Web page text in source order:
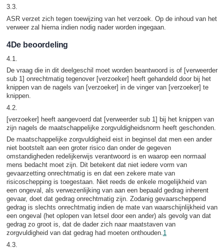
3.3.
ASR verzet zich tegen toewijzing van het verzoek. Op de inhoud van het
verweer zal hierna indien nodig nader worden ingegaan.
4De beoordeling
4.1.
De vraag die in dit deelgeschil moet worden beantwoord is of [verweerder
sub 1] onrechtmatig tegenover [verzoeker] heeft gehandeld door bij het
knippen van de nagels van [verzoeker] in de vinger van [verzoeker] te
knippen.
4.2.
[verzoeker] heeft aangevoerd dat [verweerder sub 1] bij het knippen van
zijn nagels de maatschappelijke zorgvuldigheidsnorm heeft geschonden.
De maatschappelijke zorgvuldigheid eist in beginsel dat men een ander
niet bootstelt aan een groter risico dan onder de gegeven
omstandigheden redelijkerwijs verantwoord is en waarop een normaal
mens bedacht moet zijn. Dit betekent dat niet iedere vorm van
gevaarzetting onrechtmatig is en dat een zekere mate van
risicoschepping is toegestaan. Niet reeds de enkele mogelijkheid van
een ongeval, als verwezenlijking van aan een bepaald gedrag inherent
gevaar, doet dat gedrag onrechtmatig zijn. Zodanig gevaarscheppend
gedrag is slechts onrechtmatig indien de mate van waarschijnlijkheid van
een ongeval (het oplopen van letsel door een ander) als gevolg van dat
gedrag zo groot is, dat de dader zich naar maatstaven van
zorgvuldigheid van dat gedrag had moeten onthouden.1
4.3.